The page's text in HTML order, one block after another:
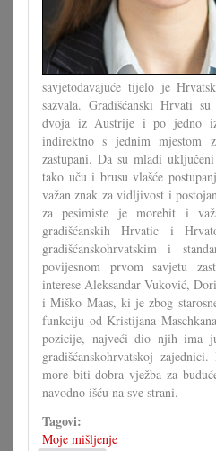
savjetodavajuće tijelo je
sazvala. Gradišćanski Hrvati
dvoja iz Austrije i po jedno
indirektno s jednim mjestom
zastupani. Da su mladi
tako uču i brusu vlašće
važan znak za vidljivost i
za pesimiste je morebit i
gradišćanskih Hrvatic i
gradišćanskohrvatskim i
povijesnom prvom savjetu
interese Aleksandar Vuković,
i Miško Maas, ki je zbog
funkciju od Kristijana
pozicije, najveći dio njih ima
gradišćanskohrvatskoj
more biti dobra vježba za
navodno išću na sve strani.
Tagovi:
Moje mišljenje